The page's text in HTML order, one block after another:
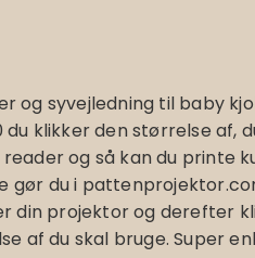
og syvejledning til baby
du klikker den størrelse af,
og så kan du printe
gør du i
din projektor og derefter
af du skal bruge. Super